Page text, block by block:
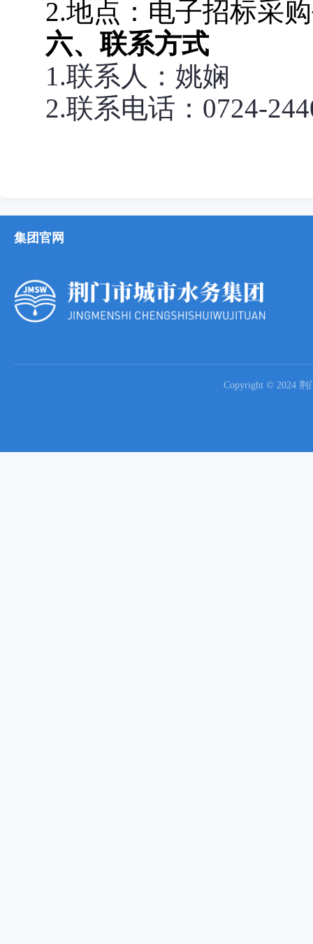
2.地点：电子招标采
六、联系方式
1.联系人： 姚娴
2.联系电话：0724-
集团官网
Copyright © 2024 荆